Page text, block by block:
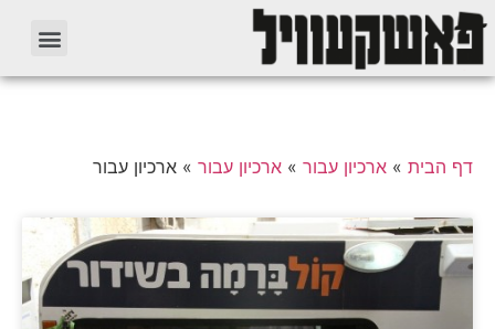
דף הבית » ארכיון עבור » ארכיון עבור » ארכיון עבור